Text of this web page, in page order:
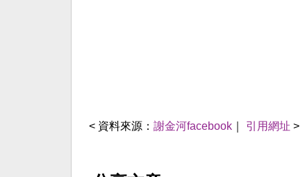
< 資料來源： 謝金河facebook 引用網址 >